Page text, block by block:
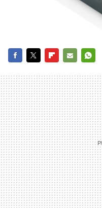
MAIL